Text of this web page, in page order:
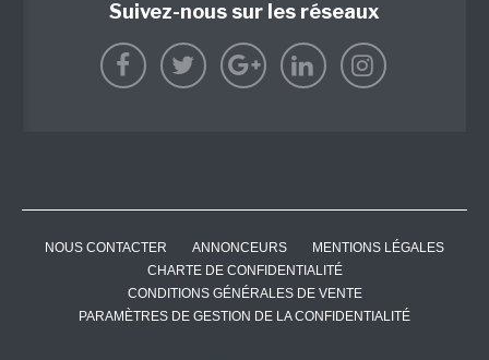
Suivez-nous sur les réseaux
NOUS CONTACTER ANNONCEURS
MENTIONS LÉGALES
CHARTE DE CONFIDENTIALITÉ
CONDITIONS GÉNÉRALES DE VENTE
PARAMÈTRES DE GESTION DE LA CONFIDENTIALITÉ